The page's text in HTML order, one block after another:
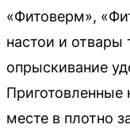
«Фитоверм»,
настои и отвары
опрыскивание
Приготовленные
месте в плотно